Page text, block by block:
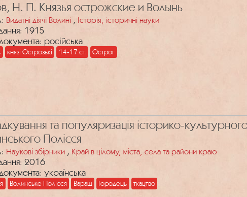
Н. П. Князья острожские и Волынь
Видатні діячі Волині , Історія, історичні науки
1915
російська
князі Острозькі 14-17 ст. Острог
та популяризація історико-
Полісся
Наукові збірники , Край в цілому, міста, села та райони краю
2016
українська
Волинське Полісся Вараш Городець ткацтво